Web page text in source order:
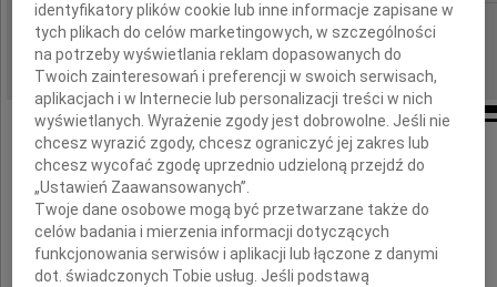
REGION: cała Polska
DATA EMISJI: 04.03.2025
Wyrazy głębokiego współczucia dla
Magdaleny Redel
identyfikatory plików cookie lub inne informacje zapisane w
tych plikach do celów marketingowych, w szczególności
na potrzeby wyświetlania reklam dopasowanych do
Twoich zainteresowań i preferencji w swoich serwisach,
aplikacjach i w Internecie lub personalizacji treści w nich
wyświetlanych. Wyrażenie zgody jest dobrowolne. Jeśli nie
chcesz wyrazić zgody, chcesz ograniczyć jej zakres lub
chcesz wycofać zgodę uprzednio udzieloną przejdź do
„Ustawień Zaawansowanych”.
Twoje dane osobowe mogą być przetwarzane także do
celów badania i mierzenia informacji dotyczących
funkcjonowania serwisów i aplikacji lub łączone z danymi
dot. świadczonych Tobie usług. Jeśli podstawą